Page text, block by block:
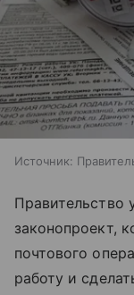
Источник:
Правительство
законопроект,
почтового
работу и